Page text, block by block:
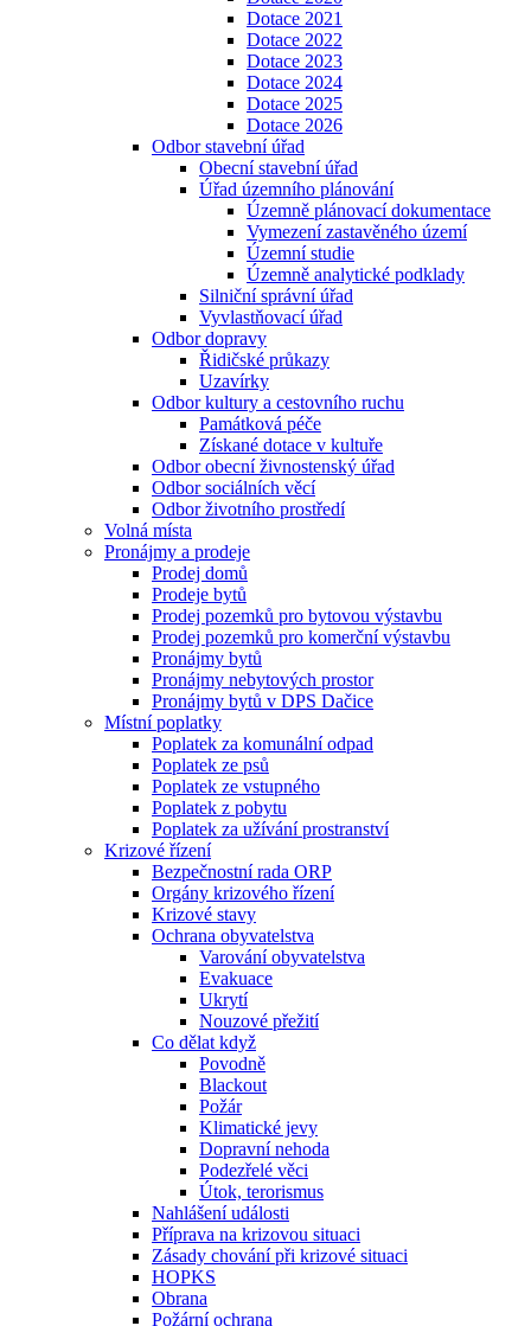
Dotace 2021
Dotace 2022
Dotace 2023
Dotace 2024
Dotace 2025
Dotace 2026
Odbor stavební úřad
Obecní stavební úřad
Úřad územního plánování
Územně plánovací dokumentace
Vymezení zastavěného území
Územní studie
Územně analytické podklady
Silniční správní úřad
Vyvlastňovací úřad
Odbor dopravy
Řidičské průkazy
Uzavírky
Odbor kultury a cestovního ruchu
Památková péče
Získané dotace v kultuře
Odbor obecní živnostenský úřad
Odbor sociálních věcí
Odbor životního prostředí
Volná místa
Pronájmy a prodeje
Prodej domů
Prodeje bytů
Prodej pozemků pro bytovou výstavbu
Prodej pozemků pro komerční výstavbu
Pronájmy bytů
Pronájmy nebytových prostor
Pronájmy bytů v DPS Dačice
Místní poplatky
Poplatek za komunální odpad
Poplatek ze psů
Poplatek ze vstupného
Poplatek z pobytu
Poplatek za užívání prostranství
Krizové řízení
Bezpečnostní rada ORP
Orgány krizového řízení
Krizové stavy
Ochrana obyvatelstva
Varování obyvatelstva
Evakuace
Ukrytí
Nouzové přežití
Co dělat když
Povodně
Blackout
Požár
Klimatické jevy
Dopravní nehoda
Podezřelé věci
Útok, terorismus
Nahlášení události
Příprava na krizovou situaci
Zásady chování při krizové situaci
HOPKS
Obrana
Požární ochrana